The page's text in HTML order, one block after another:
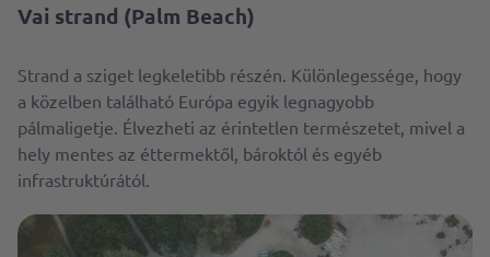
Vai strand (Palm Beach)
Strand a sziget legkeletibb részén. Különlegessége, hogy
a közelben található Európa egyik legnagyobb
pálmaligetje. Élvezheti az érintetlen természetet, mivel a
hely mentes az éttermektől, bároktól és egyéb
infrastruktúrától.